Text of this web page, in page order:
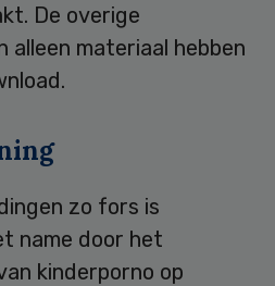
De overige
materiaal hebben
zo fors is
name door het
kinderporno op